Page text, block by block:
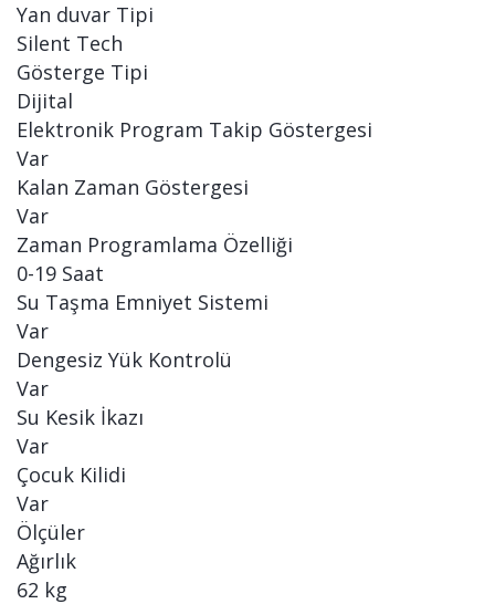
Yan duvar Tipi
Silent Tech
Gösterge Tipi
Dijital
Elektronik Program Takip Göstergesi
Var
Kalan Zaman Göstergesi
Var
Zaman Programlama Özelliği
0-19 Saat
Su Taşma Emniyet Sistemi
Var
Dengesiz Yük Kontrolü
Var
Su Kesik İkazı
Var
Çocuk Kilidi
Var
Ölçüler
Ağırlık
62 kg